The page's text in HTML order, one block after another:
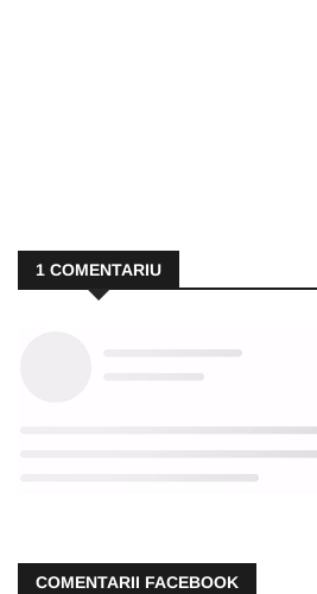
1 COMENTARIU
COMENTARII FACEBOOK